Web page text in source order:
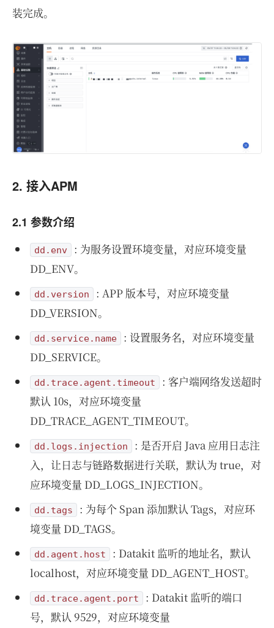
装完成。
2. 接入APM
2.1 参数介绍
dd.env : 为服务设置环境变量，对应环境变量
DD_ENV。
dd.version : APP 版本号，对应环境变量
DD_VERSION。
dd.service.name : 设置服务名，对应环境变量
DD_SERVICE。
dd.trace.agent.timeout : 客户端网络发送超时
默认 10s，对应环境变量
DD_TRACE_AGENT_TIMEOUT。
dd.logs.injection : 是否开启 Java 应用日志注
入，让日志与链路数据进行关联，默认为 true，对
应环境变量 DD_LOGS_INJECTION。
dd.tags : 为每个 Span 添加默认 Tags，对应环
境变量 DD_TAGS。
dd.agent.host : Datakit 监听的地址名，默认
localhost，对应环境变量 DD_AGENT_HOST。
dd.trace.agent.port : Datakit 监听的端口
号，默认 9529，对应环境变量